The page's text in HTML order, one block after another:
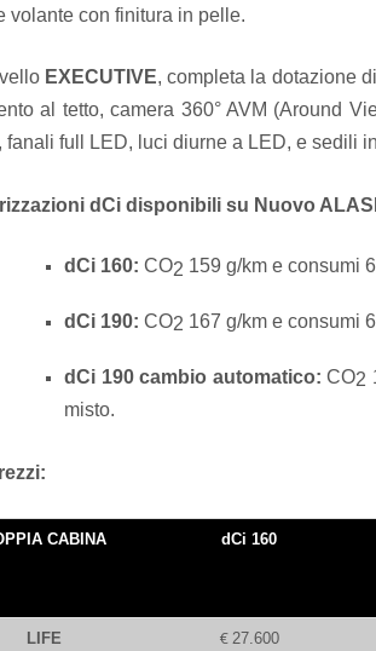
volante con finitura in pelle.
EXECUTIVE, completa la dotazione
al tetto, camera 360° AVM (Around
fanali full LED, luci diurne a LED, e sedili
dCi disponibili su Nuovo
dCi 160: CO2 159 g/km e consumi
dCi 190: CO2 167 g/km e consumi
dCi 190 cambio automatico:CO2
misto.
CABINA dCi 160
LIFE € 27.600